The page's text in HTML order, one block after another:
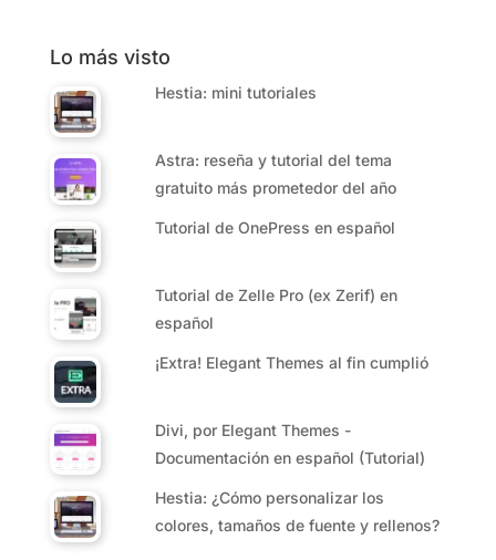
Lo más visto
Hestia: mini tutoriales
Astra: reseña y tutorial del tema
gratuito más prometedor del año
Tutorial de OnePress en español
Tutorial de Zelle Pro (ex Zerif) en
español
¡Extra! Elegant Themes al fin cumplió
Divi, por Elegant Themes -
Documentación en español (Tutorial)
Hestia: ¿Cómo personalizar los
colores, tamaños de fuente y rellenos?